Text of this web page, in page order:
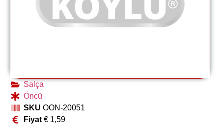
Salça
Öncü
SKU OON-20051
Fiyat €1,59